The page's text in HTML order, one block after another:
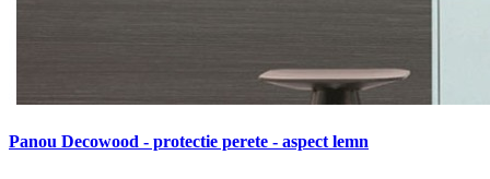
Panou Decowood - protectie perete - aspect lemn